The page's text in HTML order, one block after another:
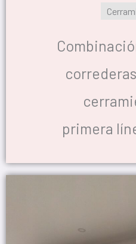
primera